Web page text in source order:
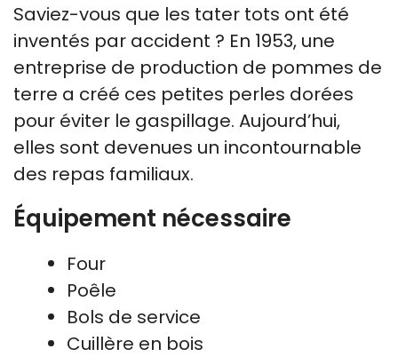
Saviez-vous que les tater tots ont été
inventés par accident ? En 1953, une
entreprise de production de pommes de
terre a créé ces petites perles dorées
pour éviter le gaspillage. Aujourd’hui,
elles sont devenues un incontournable
des repas familiaux.
Équipement nécessaire
Four
Poêle
Bols de service
Cuillère en bois